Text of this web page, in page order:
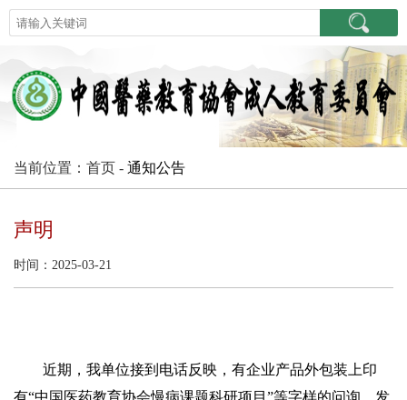
当前位置：首页 - 通知公告
声明
时间：2025-03-21
近期，我单位接到电话反映，有企业产品外包装上印
有“中国医药教育协会慢病课题科研项目”等字样的问询。发